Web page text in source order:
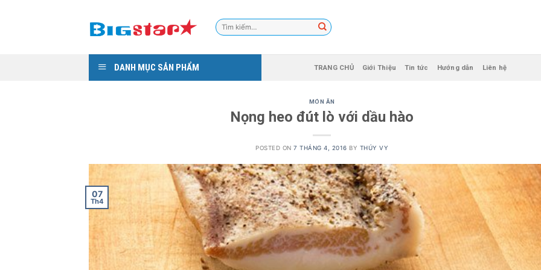
Tìm
kiếm:
DANH MỤC SẢN PHẨM TRANG CHỦ Giới Thiệu Tin tức Hướng dẫn Liên hệ
MÓN ĂN
Nọng heo đút lò với dầu hào
POSTED ON7 THÁNG 4, 2016 BY THÚY VY
07
Th4